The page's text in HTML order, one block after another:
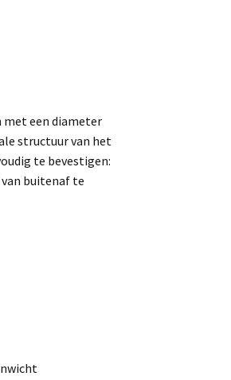
met een diameter
structuur van het
te bevestigen:
buitenaf te